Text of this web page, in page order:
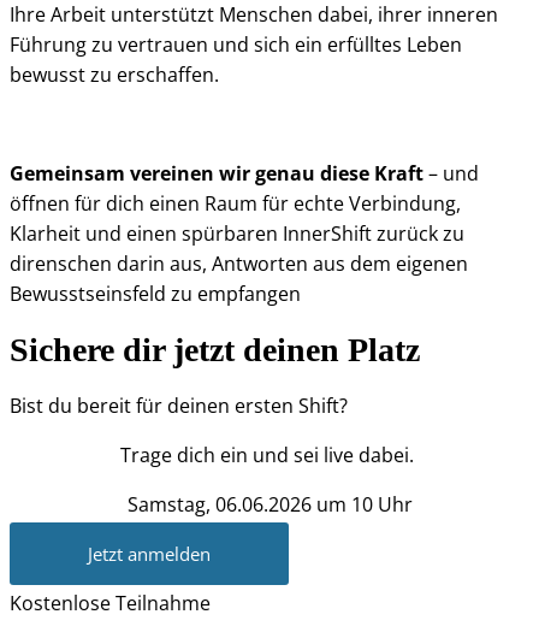
Ihre Arbeit unterstützt Menschen dabei, ihrer inneren
Führung zu vertrauen und sich ein erfülltes Leben
bewusst zu erschaffen.
Gemeinsam vereinen wir genau diese Kraft– und
öffnen für dich einen Raum für echte Verbindung,
Klarheit und einen spürbaren InnerShift zurück zu
direnschen darin aus, Antworten aus dem eigenen
Bewusstseinsfeld zu empfangen
Sichere dir jetzt deinen Platz
Bist du bereit für deinen ersten Shift?
Trage dich ein und sei live dabei.
Samstag, 06.06.2026 um 10 Uhr
Jetzt anmelden
Kostenlose Teilnahme